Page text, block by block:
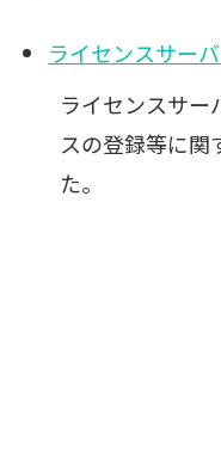
ライセンスサー
ライセンスサー
スの登録等に関
た。